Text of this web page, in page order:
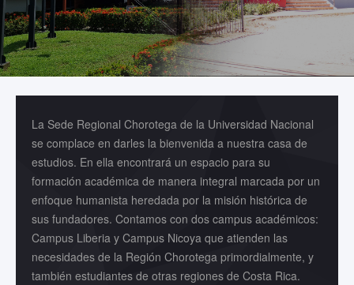
La Sede Regional Chorotega de la Universidad Nacional
se complace en darles la bienvenida a nuestra casa de
estudios. En ella encontrará un espacio para su
formación académica de manera integral marcada por un
enfoque humanista heredada por la misión histórica de
sus fundadores. Contamos con dos campus académicos:
Campus Liberia y Campus Nicoya que atienden las
necesidades de la Región Chorotega primordialmente, y
también estudiantes de otras regiones de Costa Rica.